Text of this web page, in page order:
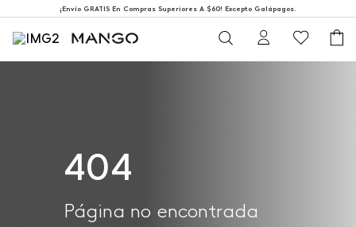
¡Envío GRATIS En Compras Superiores A $60! Excepto Galápagos.
404
Página no encontrada